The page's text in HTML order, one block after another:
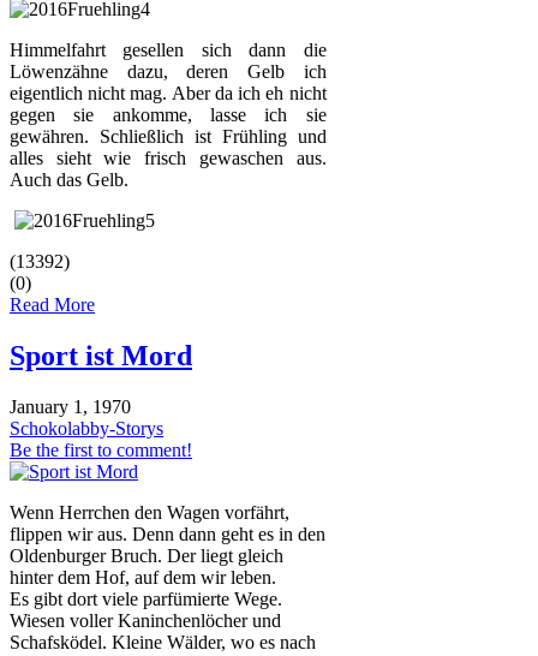
Himmelfahrt gesellen sich dann die
Löwenzähne dazu, deren Gelb ich
eigentlich nicht mag. Aber da ich eh nicht
gegen sie ankomme, lasse ich sie
gewähren. Schließlich ist Frühling und
alles sieht wie frisch gewaschen aus.
Auch das Gelb.
(13392)
(0)
Read More
Sport ist Mord
January 1, 1970
Schokolabby-Storys
Be the first to comment!
Wenn Herrchen den Wagen vorfährt,
flippen wir aus. Denn dann geht es in den
Oldenburger Bruch. Der liegt gleich
hinter dem Hof, auf dem wir leben.
Es gibt dort viele parfümierte Wege.
Wiesen voller Kaninchenlöcher und
Schafsködel. Kleine Wälder, wo es nach